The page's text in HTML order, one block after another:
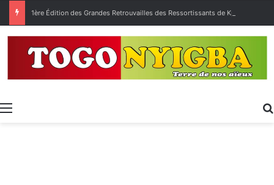
Menu